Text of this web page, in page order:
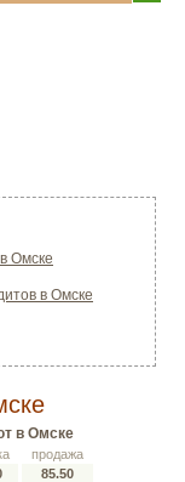
Омске
в Омске
в Омске
продажа
85.50